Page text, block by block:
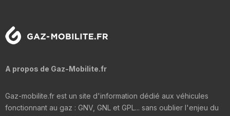
A propos de Gaz-Mobilite.fr
Gaz-mobilite.fr est un site d'information dédié aux véhicules
fonctionnant au gaz : GNV, GNL et GPL... sans oublier l'enjeu du